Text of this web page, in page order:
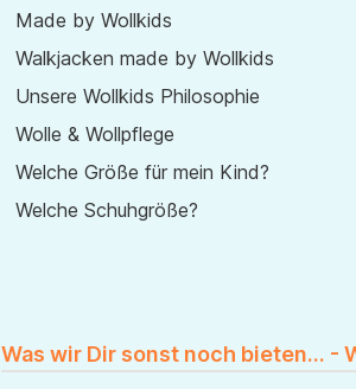
Made by Wollkids
Walkjacken made by Wollkids
Unsere Wollkids Philosophie
Wolle & Wollpflege
Welche Größe für mein Kind?
Welche Schuhgröße?
Was wir Dir sonst noch bieten... -